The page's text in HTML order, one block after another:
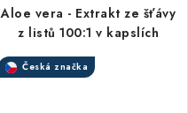
Aloe vera - Extrakt ze šťávy
z listů 100:1 v kapslích
Česká značka